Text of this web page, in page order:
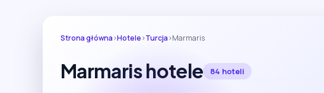
Strona główna›Hotele›Turcja›Marmaris
Marmaris hotele 84 hoteli